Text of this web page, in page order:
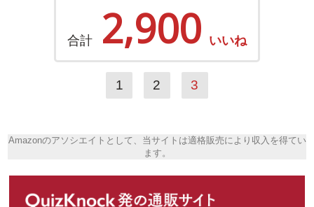
合計 2,900 いいね
1 2 3
Amazonのアソシエイトとして、当サイトは適格販売により収入を得てい
ます。